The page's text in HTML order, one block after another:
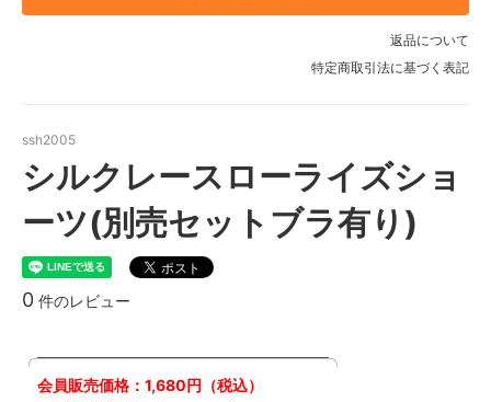
返品について
特定商取引法に基づく表記
ssh2005
シルクレースローライズショ
ーツ(別売セットブラ有り)
0 件のレビュー
╭━━━━━━━━━━━━━━━━━━━╮
会員販売価格：1,680円（税込）